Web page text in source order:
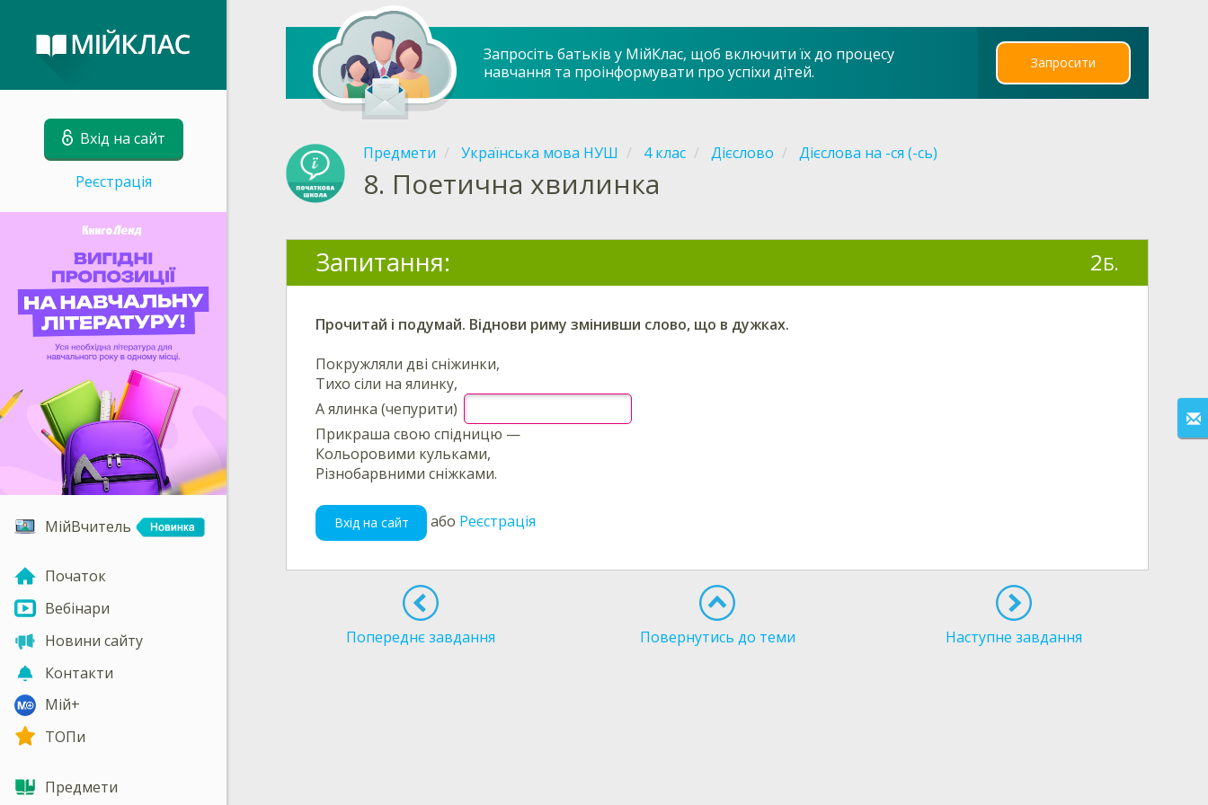
Вхід на сайт
Реєстрація
МійВчитель
Початок
Вебінари
Новини сайту
Контакти
Мій+
ТОПи
Предмети
Запросіть батьків у МійКлас, щоб включити їх до процесу
навчання та проінформувати про успіхи дітей.
Запросити
Предмети Українська мова НУШ 4 клас Дієслово Дієслова на -ся (-сь)
8. Поетична хвилинка
Запитання: 2Б.
Прочитай і подумай. Віднови риму змінивши слово, що в дужках.
Покружляли дві сніжинки,
Тихо сіли на ялинку,
А ялинка (чепурити)
Прикраша свою спідницю —
Кольоровими кульками,
Різнобарвними сніжками.
Вхід на сайт або Реєстрація
Попереднє завдання Повернутись до теми Наступне завдання